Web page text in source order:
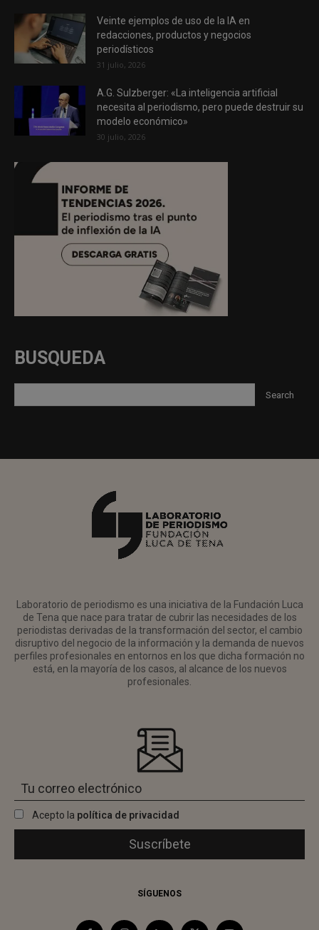
Veinte ejemplos de uso de la IA en
redacciones, productos y negocios
periodísticos
31 julio, 2026
A.G. Sulzberger: «La inteligencia artificial
necesita al periodismo, pero puede destruir su
modelo económico»
30 julio, 2026
BUSQUEDA
Laboratorio de periodismo es una iniciativa de la Fundación Luca
de Tena que nace para tratar de cubrir las necesidades de los
periodistas derivadas de la transformación del sector, el cambio
disruptivo del negocio de la información y la demanda de nuevos
perfiles profesionales en entornos en los que dicha formación no
está, en la mayoría de los casos, al alcance de los nuevos
profesionales.
Acepto la política de privacidad
SÍGUENOS